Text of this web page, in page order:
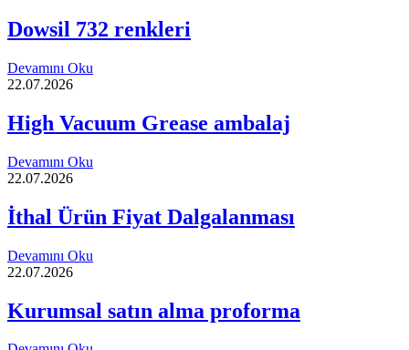
Dowsil 732 renkleri
Devamını Oku
22.07.2026
High Vacuum Grease ambalaj
Devamını Oku
22.07.2026
İthal Ürün Fiyat Dalgalanması
Devamını Oku
22.07.2026
Kurumsal satın alma proforma